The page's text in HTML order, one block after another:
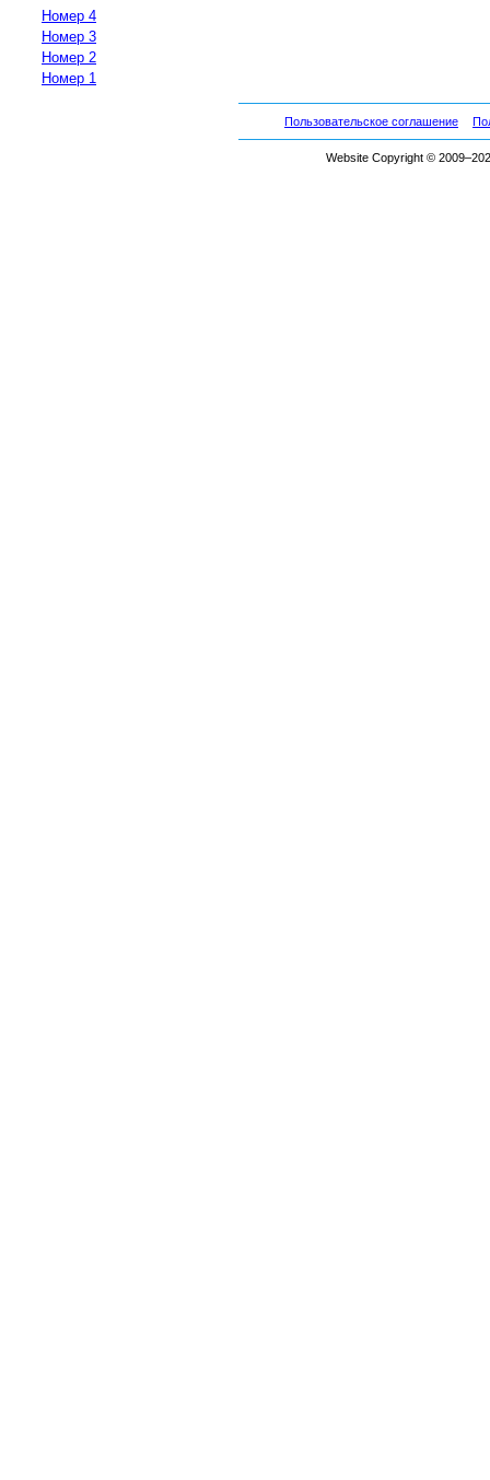
Номер 4
Номер 3
Номер 2
Номер 1
Пользовательское соглашение
Website Copyright ©